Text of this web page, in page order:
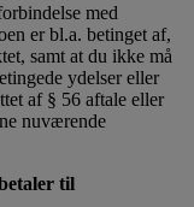
med
er bl.a. betinget af,
samt at du ikke må
ydelser eller
af § 56 aftale eller
nuværende
til